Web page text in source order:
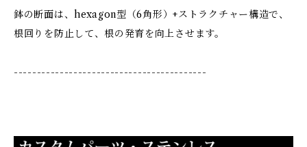
鉢の断面は、hexagon型（6角形）+ストラクチャー構造で、
根回りを防止して、根の発育を向上させます。
------------------------------------------